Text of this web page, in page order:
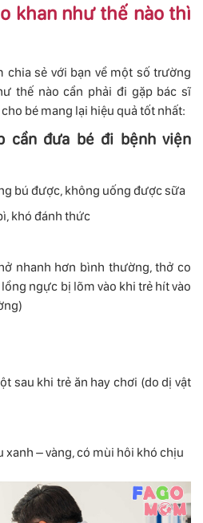
khan như thế nào thì
chia sẻ với bạn về một số trường
thế nào cần phải đi gặp bác sĩ
bé mang lại hiệu quả tốt nhất:
cần đưa bé đi bệnh viện
bú được, không uống được sữa
khó đánh thức
nhanh hơn bình thường, thở co
ngực bị lõm vào khi trẻ hít vào
sau khi trẻ ăn hay chơi (do dị vật
xanh – vàng, có mùi hôi khó chịu